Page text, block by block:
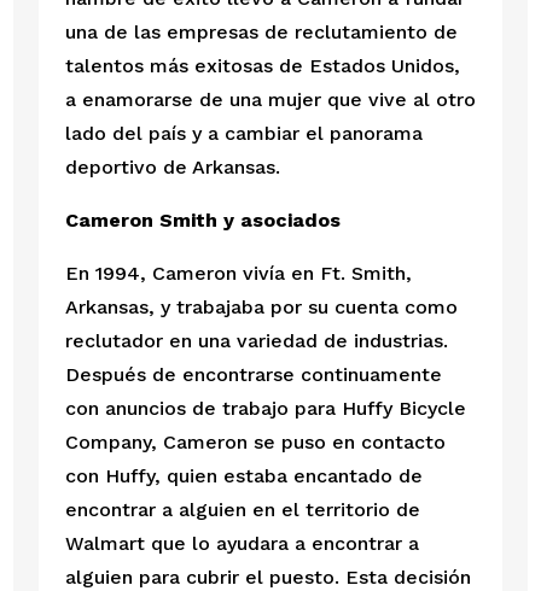
una de las empresas de reclutamiento de
talentos más exitosas de Estados Unidos,
a enamorarse de una mujer que vive al otro
lado del país y a cambiar el panorama
deportivo de Arkansas.
Cameron Smith y asociados
En 1994, Cameron vivía en Ft. Smith,
Arkansas, y trabajaba por su cuenta como
reclutador en una variedad de industrias.
Después de encontrarse continuamente
con anuncios de trabajo para Huffy Bicycle
Company, Cameron se puso en contacto
con Huffy, quien estaba encantado de
encontrar a alguien en el territorio de
Walmart que lo ayudara a encontrar a
alguien para cubrir el puesto. Esta decisión